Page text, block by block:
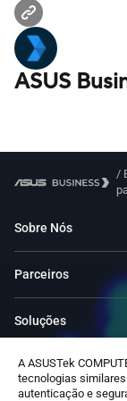
A ASUSTek
tecnologias
autenticação e
ASUS
/
Sobre Nós
Parceiros
Soluções
Recursos